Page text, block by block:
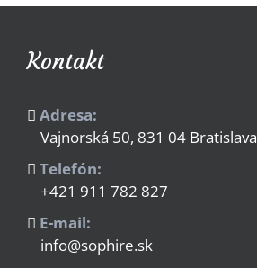
Kontakt
Adresa:
Vajnorská 50, 831 04 Bratislava
Telefón:
+421 911 782 827
E-mail:
info@sophire.sk